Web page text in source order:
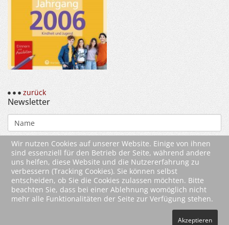
zurück
Newsletter
Wir nutzen Cookies auf unserer Website. Einige von ihnen
sind essenziell für den Betrieb der Seite, während andere
uns helfen, diese Website und die Nutzererfahrung zu
verbessern (Tracking Cookies). Sie können selbst
entscheiden, ob Sie die Cookies zulassen möchten. Bitte
beachten Sie, dass bei einer Ablehnung womöglich nicht
mehr alle Funktionalitäten der Seite zur Verfügung stehen.
Akzeptieren